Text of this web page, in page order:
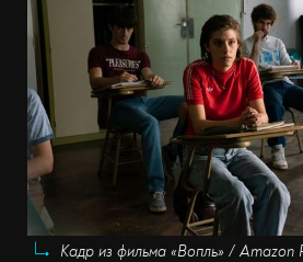
Кадр из фильма «Вопль» / Amazon